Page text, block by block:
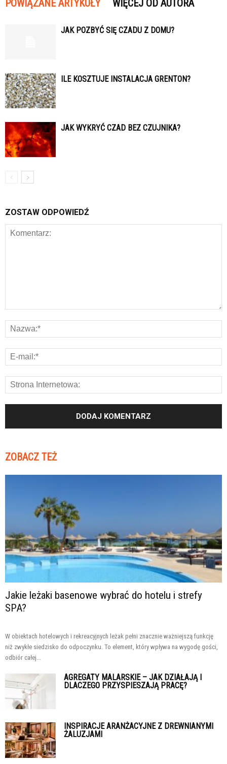
POWIĄZANE ARTYKUŁY WIĘCEJ OD AUTORA
JAK POZBYĆ SIĘ CZADU Z DOMU?
ILE KOSZTUJE INSTALACJA GRENTON?
JAK WYKRYĆ CZAD BEZ CZUJNIKA?
ZOSTAW ODPOWIEDŹ
ZOBACZ TEŻ
Jakie leżaki basenowe wybrać do hotelu i strefy
SPA?
W obiektach hotelowych i rekreacyjnych leżak pełni znacznie ważniejszą funkcję
niż zwykłe siedzisko do odpoczynku. To element, który wpływa na wygodę gości,
odbiór całej...
AGREGATY MALARSKIE – JAK DZIAŁAJĄ I
DLACZEGO PRZYSPIESZAJĄ PRACĘ?
INSPIRACJE ARANŻACYJNE Z DREWNIANYMI
ŻALUZJAMI